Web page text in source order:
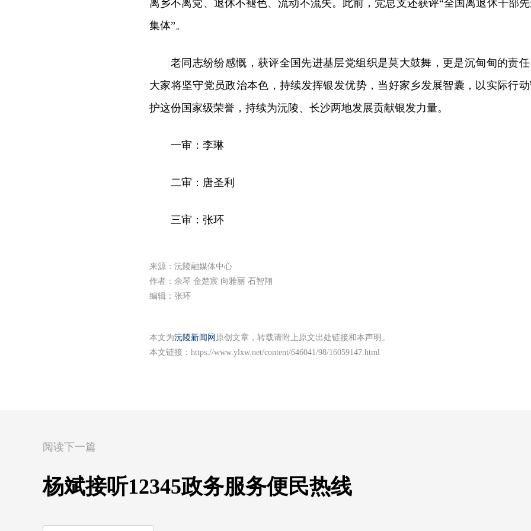
离乡不离党、退休不褪色、流动不流失。此前，党总支还获评“全国离退休干部
集体”。
老同志纷纷感慨，获评全国先进基层党组织是莫大鼓舞，更是沉甸甸的责任
大家将坚守党员政治本色，持续发挥银发优势，当好家乡发展智囊，以实际行
护这份国家级荣誉，持续为沅陵、长沙两地发展贡献银发力量。
一审：李琳
二审：唐圣利
三审：张环
来源：沅陵融媒体中心
作者：佘琴 金楚宸 向雅丽 石智翔
编辑：张环
本文为沅陵新闻网 原创文章，转载请附上原文出处链接和本声明。
本文链接： https://www.ylxw.net/content/646041/98/16059147.html
阅读下一篇
杨斌接听12345政务服务便民热线